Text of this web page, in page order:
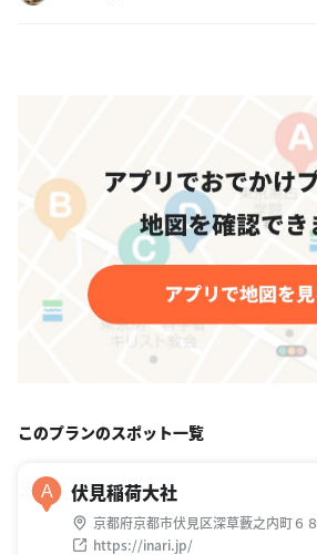
このプランのスポット一覧
A 伏見稲荷大社
京都府京都市伏見区深草藪之内町６８
https://inari.jp/